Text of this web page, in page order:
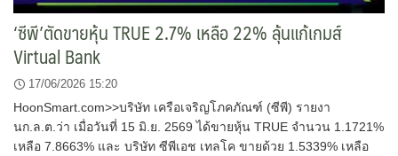
‘ซีพี’ตัดขายหุ้น TRUE 2.7% เหลือ 22% ลุ้นแก้เกมส์
Virtual Bank
17/06/2026 15:20
HoonSmart.com>>บริษัท เครือเจริญโภคภัณฑ์ (ซีพี) รายงา
นก.ล.ต.ว่า เมื่อวันที่ 15 มิ.ย. 2569 ได้ขายหุ้น TRUE จำนวน 1.1721%
เหลือ 7.8663% และ บริษัท ซีพีเอช เทลโค ขายด้วย 1.5339% เหลือ